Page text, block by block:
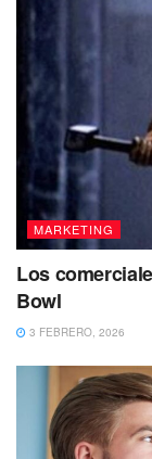
MARKETING
Los
Bowl
3 FEBRERO, 2026